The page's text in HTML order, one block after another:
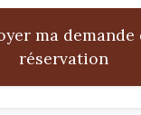
ma demande
réservation